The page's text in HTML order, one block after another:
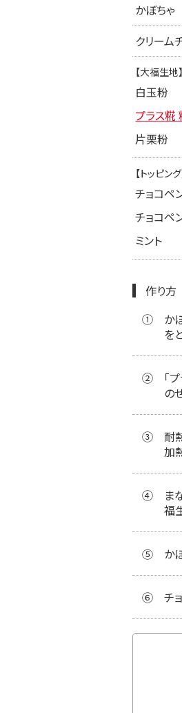
かぼちゃ
クリーム
【大福生地】
白玉粉
プラス糀
片栗粉
【トッピング
チョコペ
チョコペ
ミント
作り方
①
か
を
②
「
の
③
耐
加
④
ま
福
⑤ か
⑥ チ